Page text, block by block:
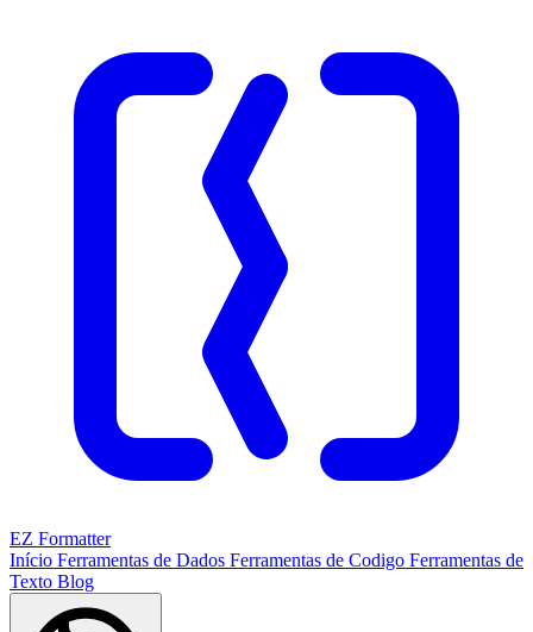
EZ Formatter
Início Ferramentas de Dados Ferramentas de Codigo Ferramentas de
Texto Blog